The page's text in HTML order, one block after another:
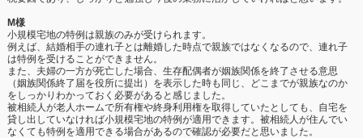
M様
小規模宅地の特例は親族のみが受けられます。
例えば、結婚相手の連れ子とは離婚した時点で親族ではなくなるので、連れ子
は特例を受けることができません。
また、夫婦の一方が死亡した場合、生存配偶者が姻族関係を終了させる意思
（姻族関係終了届を役所に提出）を表示した時も同じ、どこまでが親族なのか
をしっかりわかっておく必要があると感じました。
被相続人が老人ホームで所有権や終身利用権を取得していたとしても、自宅を
貸し出していなければ小規模宅地の特例が適用できます。被相続人が住んでい
なくても特例を適用できる場合があるので確認が必要だと思いました。